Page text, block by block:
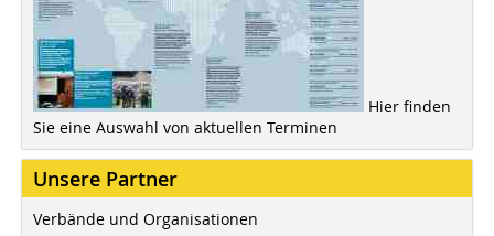
Hier finden
Sie eine Auswahl von aktuellen Terminen
Unsere Partner
Verbände und Organisationen